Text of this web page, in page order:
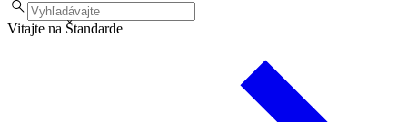
Vitajte na Štandarde